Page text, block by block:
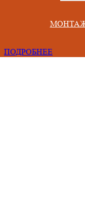
ПОДРОБНЕЕ